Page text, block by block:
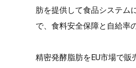
肪を提供して食品システム
で、食料安全保障と自給率
精密発酵脂肪をEU市場で販